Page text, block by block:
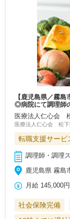
【鹿児島県／霧
◎病院にて調理師
医療法人仁心会
医療法人仁心会 松下
転職支援サービ
調理師・調理
鹿児島県 霧島
月給 145,000円
社会保険完備